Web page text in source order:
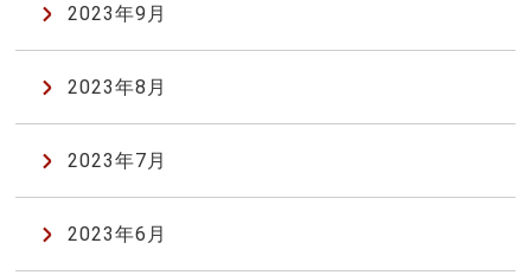
2023年9月
2023年8月
2023年7月
2023年6月